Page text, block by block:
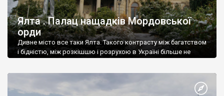
Ялта . Палац нащадків Мордовської
орди
Дивне місто все таки Ялта. Такого контрасту між багатством
і бідністю, між розкішшю і розрухою в Україні більше не